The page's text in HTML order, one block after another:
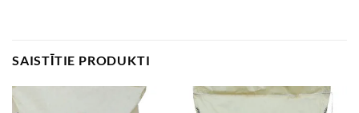
SAISTĪTIE PRODUKTI